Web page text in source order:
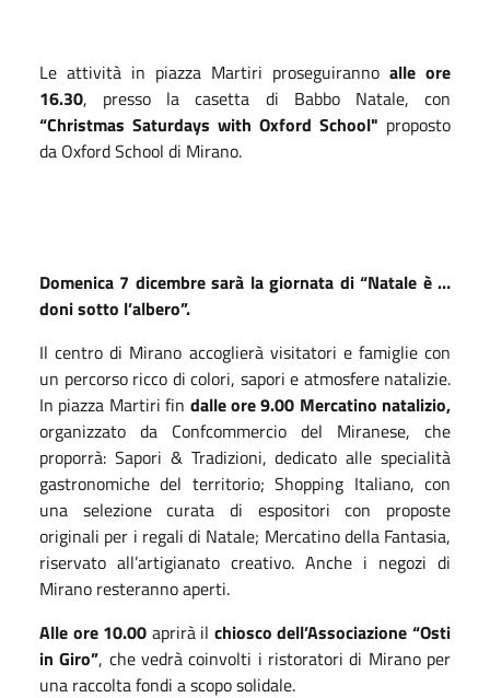
Le attività in piazza Martiri proseguiranno alle ore
16.30, presso la casetta di Babbo Natale, con
“Christmas Saturdays with Oxford School" proposto
da Oxford School di Mirano.
Domenica 7 dicembre sarà la giornata di “Natale è …
doni sotto l’albero”.
Il centro di Mirano accoglierà visitatori e famiglie con
un percorso ricco di colori, sapori e atmosfere natalizie.
In piazza Martiri fin dalle ore 9.00 Mercatino natalizio,
organizzato da Confcommercio del Miranese, che
proporrà: Sapori & Tradizioni, dedicato alle specialità
gastronomiche del territorio; Shopping Italiano, con
una selezione curata di espositori con proposte
originali per i regali di Natale; Mercatino della Fantasia,
riservato all’artigianato creativo. Anche i negozi di
Mirano resteranno aperti.
Alle ore 10.00 aprirà il chiosco dell’Associazione “Osti
in Giro”, che vedrà coinvolti i ristoratori di Mirano per
una raccolta fondi a scopo solidale.